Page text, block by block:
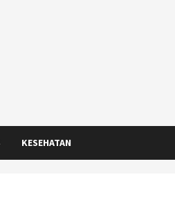
KESEHATAN